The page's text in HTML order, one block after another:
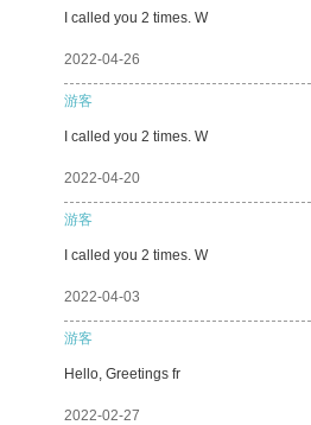
I called you 2 times. W
2022-04-26
游客
I called you 2 times. W
2022-04-20
游客
I called you 2 times. W
2022-04-03
游客
Hello, Greetings fr
2022-02-27